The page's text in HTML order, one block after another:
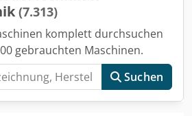
(7.313)
komplett durchsuchen
gebrauchten Maschinen.
Suchen